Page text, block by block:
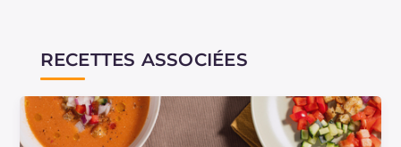
RECETTES ASSOCIÉES